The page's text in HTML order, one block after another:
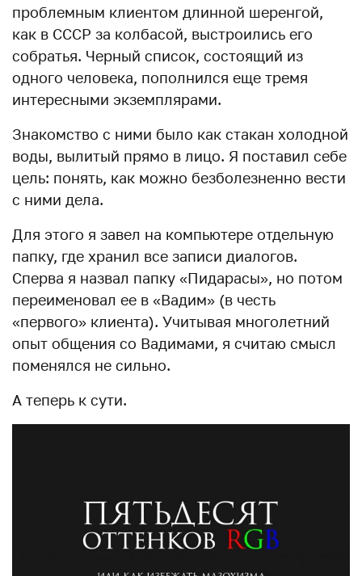
проблемным клиентом длинной шеренгой,
как в СССР за колбасой, выстроились его
собратья. Черный список, состоящий из
одного человека, пополнился еще тремя
интересными экземплярами.
Знакомство с ними было как стакан холодной
воды, вылитый прямо в лицо. Я поставил себе
цель: понять, как можно безболезненно вести
с ними дела.
Для этого я завел на компьютере отдельную
папку, где хранил все записи диалогов.
Сперва я назвал папку «Пидарасы», но потом
переименовал ее в «Вадим» (в честь
«первого» клиента). Учитывая многолетний
опыт общения со Вадимами, я считаю смысл
поменялся не сильно.
А теперь к сути.